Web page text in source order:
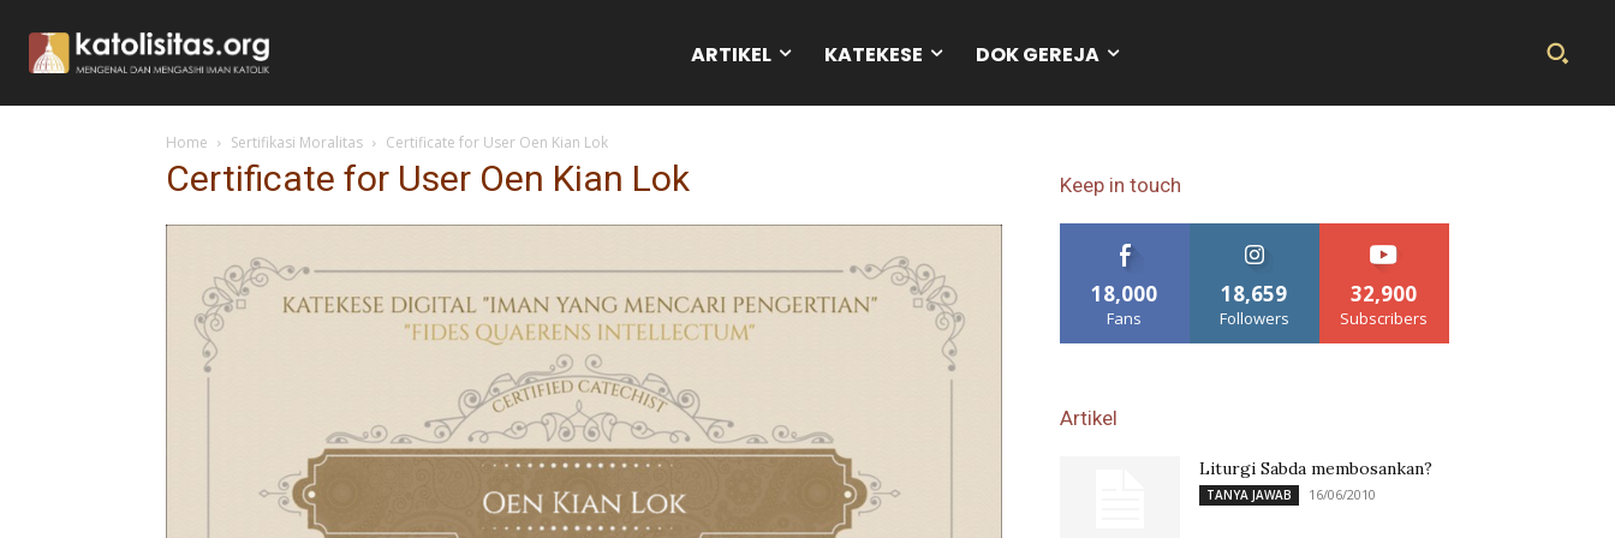
ARTIKEL KATEKESE DOK GEREJA
Home Sertifikasi Moralitas Certificate for User Oen Kian Lok
Certificate for User Oen Kian Lok Keep in touch
18,000
Fans
18,659
Followers
32,900
Subscribers
Artikel
Liturgi Sabda membosankan?
TANYA JAWAB 16/06/2010